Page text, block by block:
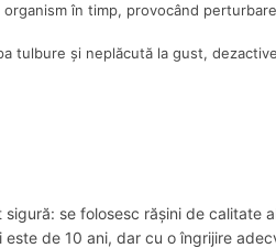
organism în timp, provocând
tulbure și neplăcută la gust,
se folosesc rășini de
de 10 ani, dar cu o îngrijire